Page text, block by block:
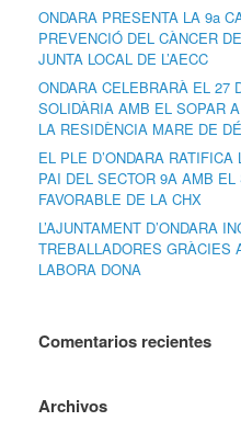
ONDARA PRESENTA LA 9a
PREVENCIÓ DEL CÀNCER
JUNTA LOCAL DE L’AECC
ONDARA CELEBRARÀ EL 27
SOLIDÀRIA AMB EL SOPAR
LA RESIDÈNCIA MARE DE
EL PLE D’ONDARA RATIFICA
PAI DEL SECTOR 9A AMB EL
FAVORABLE DE LA CHX
L’AJUNTAMENT D’ONDARA
TREBALLADORES GRÀCIES
LABORA DONA
Comentarios recientes
Archivos